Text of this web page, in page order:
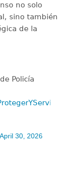
no solo
sino también
de la
Policía
April 30, 2026